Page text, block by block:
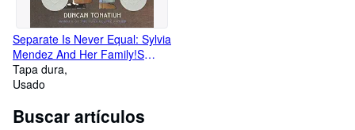
Separate Is Never Equal: Sylvia
Mendez And Her Family!S
Fight For Desegregation ;
9781419710544 ; 1419710540
Tapa dura
Usado
Buscar artículos